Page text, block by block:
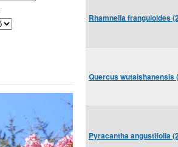
Rhamnella franguloides
Quercus wutaishanensis
Pyracantha angustifolia